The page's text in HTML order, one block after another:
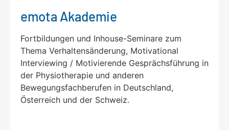
emota Akademie
Fortbildungen und Inhouse-Seminare zum
Thema Verhaltensänderung, Motivational
Interviewing / Motivierende Gesprächsführung in
der Physiotherapie und anderen
Bewegungsfachberufen in Deutschland,
Österreich und der Schweiz.